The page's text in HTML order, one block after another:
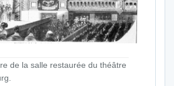
de la salle restaurée du théâtre